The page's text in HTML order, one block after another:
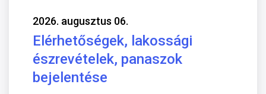
2026. augusztus 06.
Elérhetőségek, lakossági
észrevételek, panaszok
bejelentése